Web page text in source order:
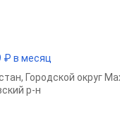
₽ в месяц
, Городской округ
р-н